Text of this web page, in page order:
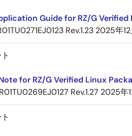
Guide for RZ/G Verified
Rev.1.23 2025年
for RZ/G Verified Linux
Rev.1.27 2025年